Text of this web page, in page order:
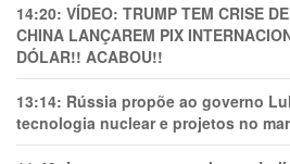
14:20: VÍDEO: TRUMP TEM CRlSE
CHINA LANÇAREM PIX
DÓLAR!! ACABOU!!
13:14: Rússia propõe ao governo
tecnologia nuclear e projetos no mar